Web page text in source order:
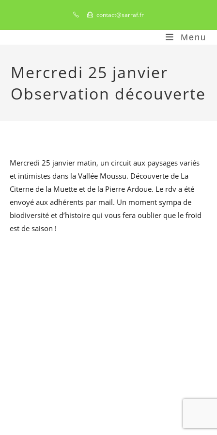
content
contact@sarraf.fr
Menu
Mercredi 25 janvier
Observation découverte
Mercredi 25 janvier matin, un circuit aux paysages variés
et intimistes dans la Vallée Moussu. Découverte de La
Citerne de la Muette et de la Pierre Ardoue. Le rdv a été
envoyé aux adhérents par mail. Un moment sympa de
biodiversité et d’histoire qui vous fera oublier que le froid
est de saison !